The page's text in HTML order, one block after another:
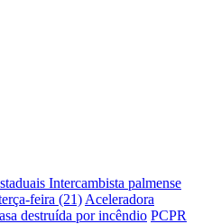
Intercambista palmense
feira (21) Aceleradora
destruída por incêndio PCPR